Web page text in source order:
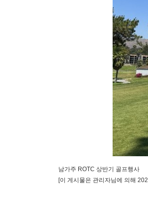
남가주 ROTC 상반기 골프행사
[이 게시물은 관리자님에 의해